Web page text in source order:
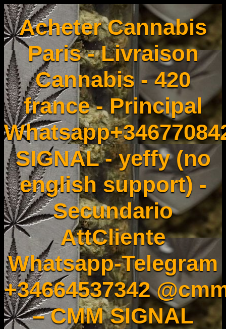
Acheter Cannabis
Paris - Livraison
Cannabis - 420
france - Principal
SIGNAL - yeffy (no
english support) -
Secundario
AttCliente
Whatsapp-Telegram
+34664537342
– CMM SIGNAL